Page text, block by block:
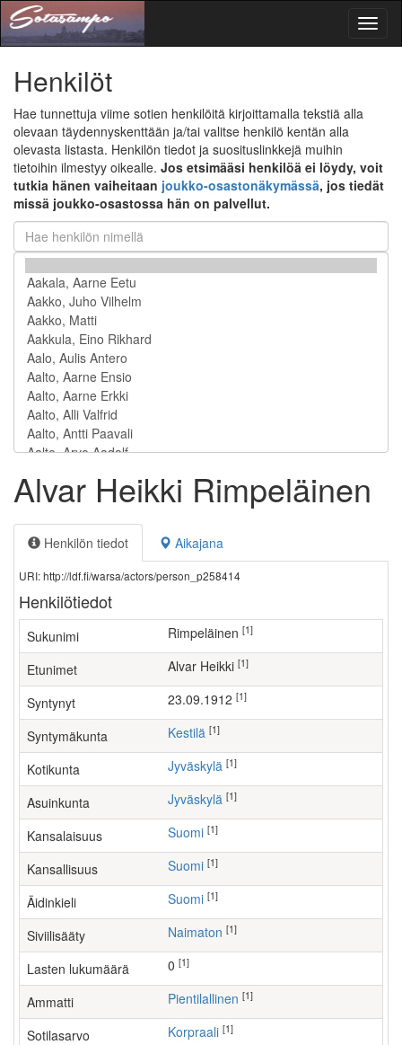
Henkilöt
Hae tunnettuja viime sotien henkilöitä kirjoittamalla tekstiä alla
olevaan täydennyskenttään ja/tai valitse henkilö kentän alla
olevasta listasta. Henkilön tiedot ja suosituslinkkejä muihin
tietoihin ilmestyy oikealle. Jos etsimääsi henkilöä ei löydy, voit
tutkia hänen vaiheitaan joukko-osastonäkymässä, jos tiedät
missä joukko-osastossa hän on palvellut.
Alvar Heikki Rimpeläinen
Henkilön tiedot Aikajana
URI: http://ldf.fi/warsa/actors/person_p258414
Henkilötiedot
Sukunimi Rimpeläinen [1]
Etunimet Alvar Heikki [1]
Syntynyt 23.09.1912 [1]
Syntymäkunta Kestilä [1]
Kotikunta Jyväskylä [1]
Asuinkunta Jyväskylä [1]
Kansalaisuus Suomi [1]
Kansallisuus Suomi [1]
Äidinkieli Suomi [1]
Siviilisääty Naimaton [1]
Lasten lukumäärä [1]
Ammatti pientilallinen [1]
Sotilasarvo Korpraali [1]